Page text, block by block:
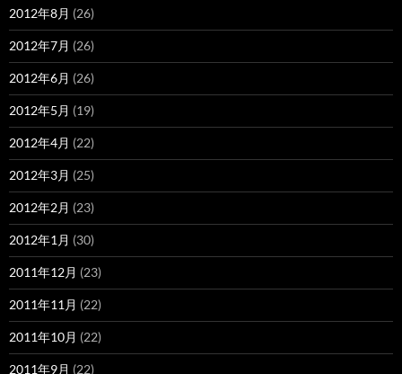
2012年8月 (26)
2012年7月 (26)
2012年6月 (26)
2012年5月 (19)
2012年4月 (22)
2012年3月 (25)
2012年2月 (23)
2012年1月 (30)
2011年12月 (23)
2011年11月 (22)
2011年10月 (22)
2011年9月 (22)